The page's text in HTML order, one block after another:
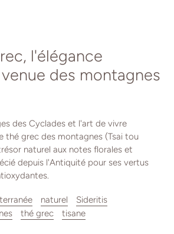
l'élégance
des montagnes
des Cyclades et l'art de vivre
thé grec des montagnes (Tsai tou
naturel aux notes florales et
depuis l'Antiquité pour ses vertus
naturel
Sideritis
thé grec tisane